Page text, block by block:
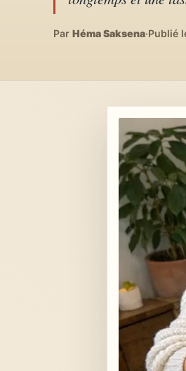
Lifestyle &
Cuisines
À propos
Qui est Héma ?
Par Héma Saksena·Publié